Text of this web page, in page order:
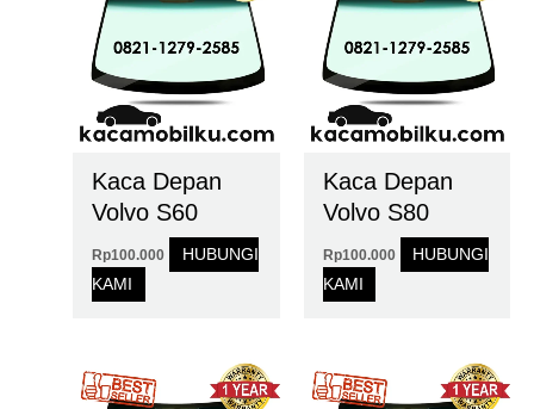
Kaca Depan
Volvo S60
Rp100.000
HUBUNGI
KAMI
Kaca Depan
Volvo S80
Rp100.000
HUBUNGI
KAMI